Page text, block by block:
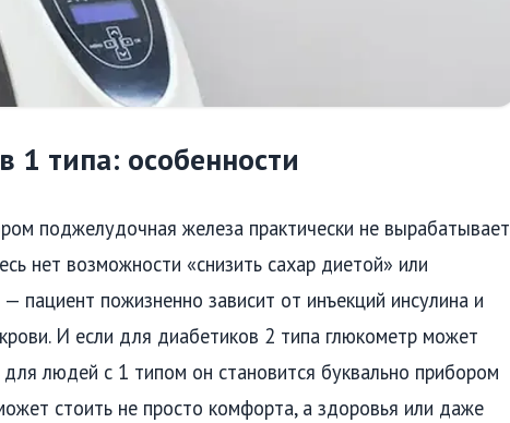
1 типа: особенности
поджелудочная железа практически не вырабатывает
нет возможности «снизить сахар диетой» или
пациент пожизненно зависит от инъекций инсулина и
И если для диабетиков 2 типа глюкометр может
людей с 1 типом он становится буквально прибором
стоить не просто комфорта, а здоровья или даже